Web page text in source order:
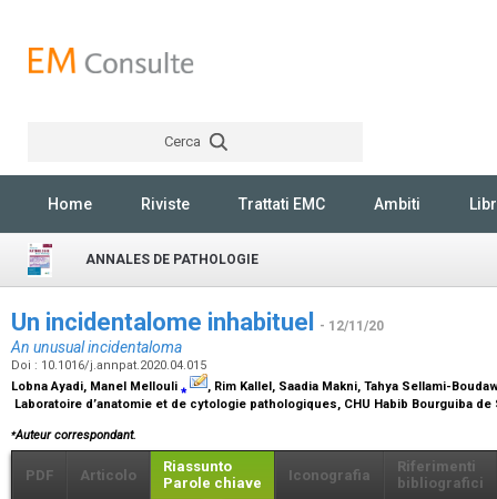
Cerca
Home Riviste Trattati EMC Ambiti
ANNALES DE PATHOLOGIE
Un incidentalome inhabituel - 12/11/20
An unusual incidentaloma
Doi : 10.1016/j.annpat.2020.04.015
Lobna Ayadi, Manel Mellouli ⁎
, Rim Kallel, Saadia Makni, Tahya Sellami-
Laboratoire d’anatomie et de cytologie pathologiques, CHU Habib Bourguiba de
⁎Auteur correspondant.
PDF Articolo
Riassunto
Parole chiave
Iconografia
Riferimenti
bibliografici